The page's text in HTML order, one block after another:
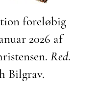
foreløbig
2026 af
Red.
Bilgrav.